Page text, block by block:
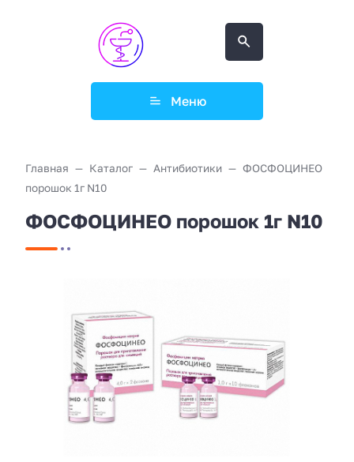
Меню
Главная Каталог Антибиотики
ФОСФОЦИНЕО
порошок 1г N10
ФОСФОЦИНЕО порошок 1г N10